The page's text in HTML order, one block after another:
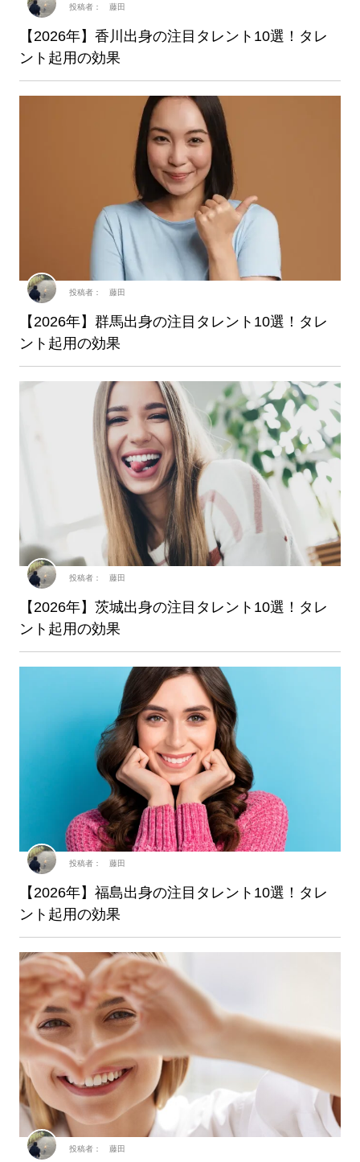
【2026年】香川出身の注目タレント10選！タレ
ント起用の効果
投稿者： 藤田
【2026年】群馬出身の注目タレント10選！タレ
ント起用の効果
投稿者： 藤田
【2026年】茨城出身の注目タレント10選！タレ
ント起用の効果
投稿者： 藤田
【2026年】福島出身の注目タレント10選！タレ
ント起用の効果
投稿者： 藤田
投稿者： 藤田